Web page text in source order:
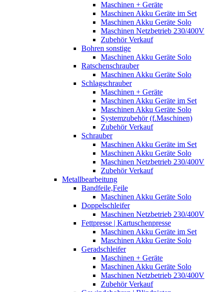
Maschinen + Geräte
Maschinen Akku Geräte im Set
Maschinen Akku Geräte Solo
Maschinen Netzbetrieb 230/400V
Zubehör Verkauf
Bohren sonstige
Maschinen Akku Geräte Solo
Ratschenschrauber
Maschinen Akku Geräte Solo
Schlagschrauber
Maschinen + Geräte
Maschinen Akku Geräte im Set
Maschinen Akku Geräte Solo
Systemzubehör (f.Maschinen)
Zubehör Verkauf
Schrauber
Maschinen Akku Geräte im Set
Maschinen Akku Geräte Solo
Maschinen Netzbetrieb 230/400V
Zubehör Verkauf
Metallbearbeitung
Bandfeile,Feile
Maschinen Akku Geräte Solo
Doppelschleifer
Maschinen Netzbetrieb 230/400V
Fettpresse | Kartuschenpresse
Maschinen Akku Geräte im Set
Maschinen Akku Geräte Solo
Geradschleifer
Maschinen + Geräte
Maschinen Akku Geräte Solo
Maschinen Netzbetrieb 230/400V
Zubehör Verkauf